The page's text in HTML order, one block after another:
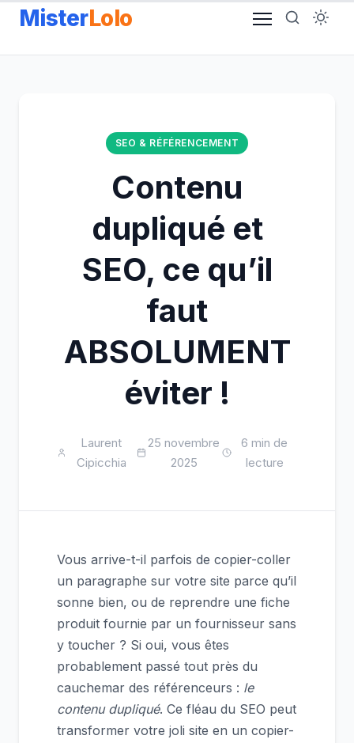
Aller
contenu
MisterLolo
SEO & RÉFÉRENCEMENT
Contenu
dupliqué et
SEO, ce qu’il
faut
ABSOLUMENT
éviter !
Laurent
Cipicchia
25 novembre
2025
6 min de
lecture
Vous arrive-t-il parfois de copier-coller
un paragraphe sur votre site parce qu’il
sonne bien, ou de reprendre une fiche
produit fournie par un fournisseur sans
y toucher ? Si oui, vous êtes
probablement passé tout près du
cauchemar des référenceurs : le
contenu dupliqué. Ce fléau du SEO peut
transformer votre joli site en un copier-